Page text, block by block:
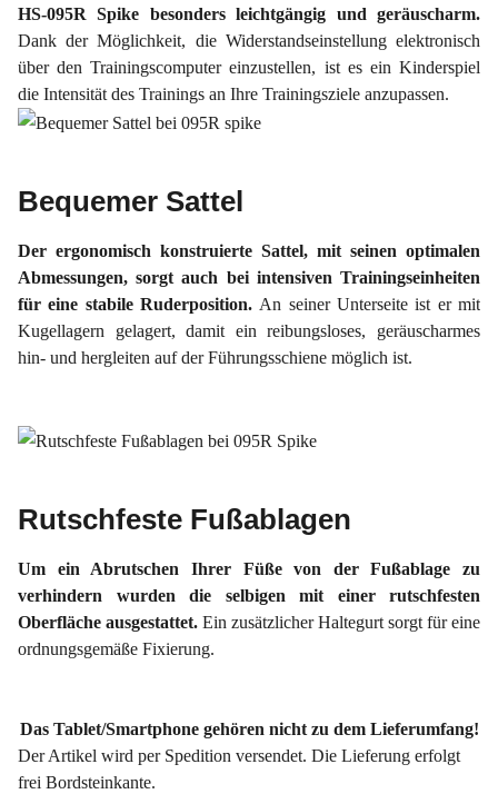
HS-095R Spike besonders leichtgängig und geräuscharm.
Dank der Möglichkeit, die Widerstandseinstellung elektronisch
über den Trainingscomputer einzustellen, ist es ein Kinderspiel
die Intensität des Trainings an Ihre Trainingsziele anzupassen.
Bequemer Sattel
Der ergonomisch konstruierte Sattel, mit seinen optimalen
Abmessungen, sorgt auch bei intensiven Trainingseinheiten
für eine stabile Ruderposition. An seiner Unterseite ist er mit
Kugellagern gelagert, damit ein reibungsloses, geräuscharmes
hin- und hergleiten auf der Führungsschiene möglich ist.
Rutschfeste Fußablagen
Um ein Abrutschen Ihrer Füße von der Fußablage zu
verhindern wurden die selbigen mit einer rutschfesten
Oberfläche ausgestattet. Ein zusätzlicher Haltegurt sorgt für eine
ordnungsgemäße Fixierung.
Das Tablet/Smartphone gehören nicht zu dem Lieferumfang!
Der Artikel wird per Spedition versendet. Die Lieferung erfolgt
frei Bordsteinkante.